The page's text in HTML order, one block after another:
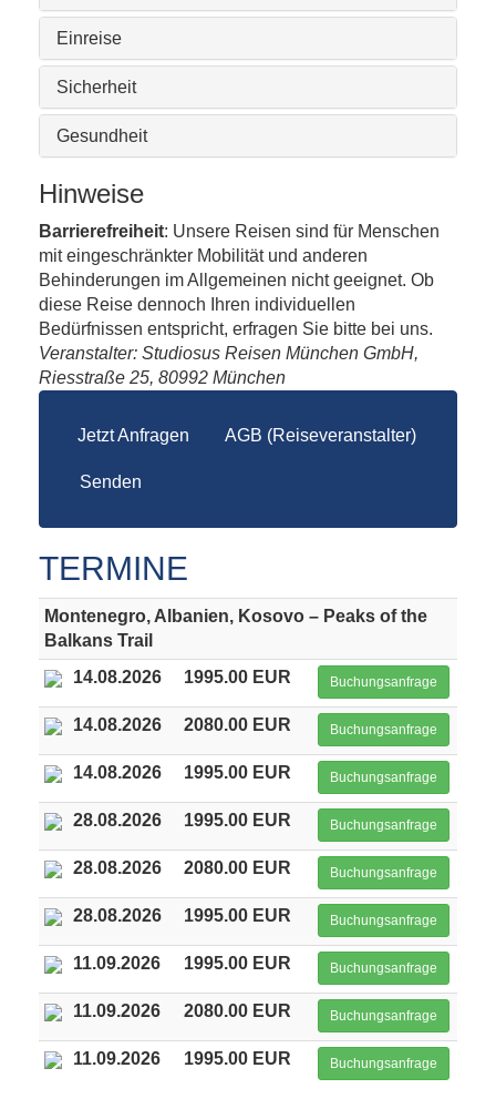
Einreise
Sicherheit
Gesundheit
Hinweise
Barrierefreiheit: Unsere Reisen sind für Menschen
mit eingeschränkter Mobilität und anderen
Behinderungen im Allgemeinen nicht geeignet. Ob
diese Reise dennoch Ihren individuellen
Bedürfnissen entspricht, erfragen Sie bitte bei uns.
Veranstalter: Studiosus Reisen München GmbH,
Riesstraße 25, 80992 München
Jetzt Anfragen AGB (Reiseveranstalter)
Senden
TERMINE
Montenegro, Albanien, Kosovo – Peaks of the
Balkans Trail
14.08.2026
1995.00 EUR Buchungsanfrage
14.08.2026 2080.00 EUR Buchungsanfrage
14.08.2026 1995.00 EUR Buchungsanfrage
28.08.2026 1995.00 EUR Buchungsanfrage
28.08.2026 2080.00 EUR Buchungsanfrage
28.08.2026 1995.00 EUR Buchungsanfrage
11.09.2026 1995.00 EUR Buchungsanfrage
11.09.2026 2080.00 EUR Buchungsanfrage
11.09.2026 1995.00 EUR Buchungsanfrage